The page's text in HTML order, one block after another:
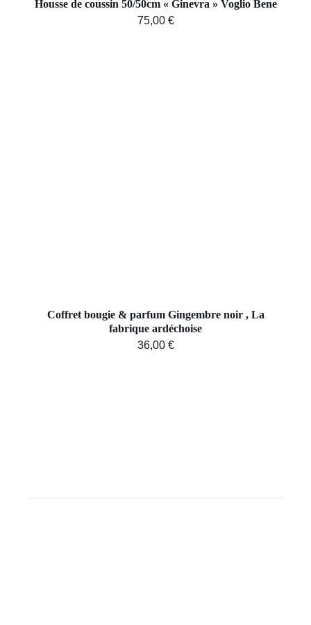
Housse de coussin 50/50cm « Ginevra » Voglio Bene
75,00 €
Coffret bougie & parfum Gingembre noir , La
fabrique ardéchoise
36,00 €